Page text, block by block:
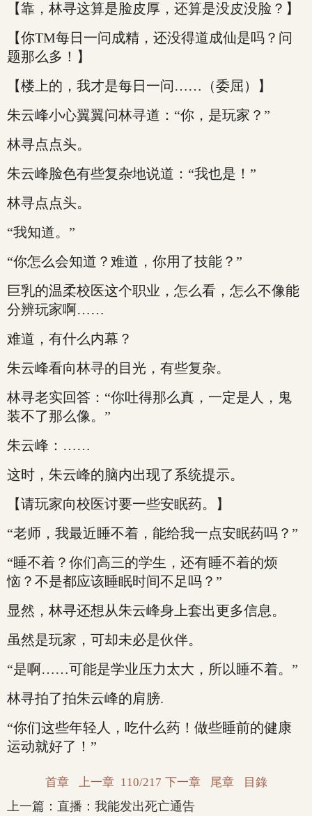
【靠，林寻这算是脸皮厚，还算是没皮没脸？】
【你TM每日一问成精，还没得道成仙是吗？问
题那么多！】
【楼上的，我才是每日一问……（委屈）】
朱云峰小心翼翼问林寻道：“你，是玩家？”
林寻点点头。
朱云峰脸色有些复杂地说道：“我也是！”
林寻点点头。
“我知道。”
“你怎么会知道？难道，你用了技能？”
巨乳的温柔校医这个职业，怎么看，怎么不像能
分辨玩家啊……
难道，有什么内幕？
朱云峰看向林寻的目光，有些复杂。
林寻老实回答：“你吐得那么真，一定是人，鬼
装不了那么像。”
朱云峰：……
这时，朱云峰的脑内出现了系统提示。
【请玩家向校医讨要一些安眠药。】
“老师，我最近睡不着，能给我一点安眠药吗？”
“睡不着？你们高三的学生，还有睡不着的烦
恼？不是都应该睡眠时间不足吗？”
显然，林寻还想从朱云峰身上套出更多信息。
虽然是玩家，可却未必是伙伴。
“是啊……可能是学业压力太大，所以睡不着。”
林寻拍了拍朱云峰的肩膀.
“你们这些年轻人，吃什么药！做些睡前的健康
运动就好了！”
首章 上一章 110/217 下一章 尾章 目錄
上一篇： 直播：我能发出死亡通告